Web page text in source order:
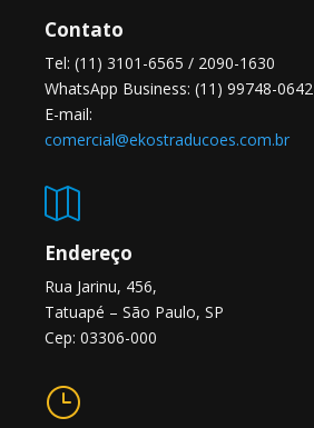
Contato
Tel: (11) 3101-6565 / 2090-1630
WhatsApp Business: (11) 99748-0642
E-mail:
comercial@ekostraducoes.com.br

Endereço
Rua Jarinu, 456,
Tatuapé – São Paulo, SP
Cep: 03306-000
}